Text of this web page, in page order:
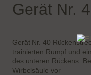
Gerät Nr.
Gerät Nr. 40
trainierten Rumpf und
des unteren Rückens.
Wirbelsäule vor